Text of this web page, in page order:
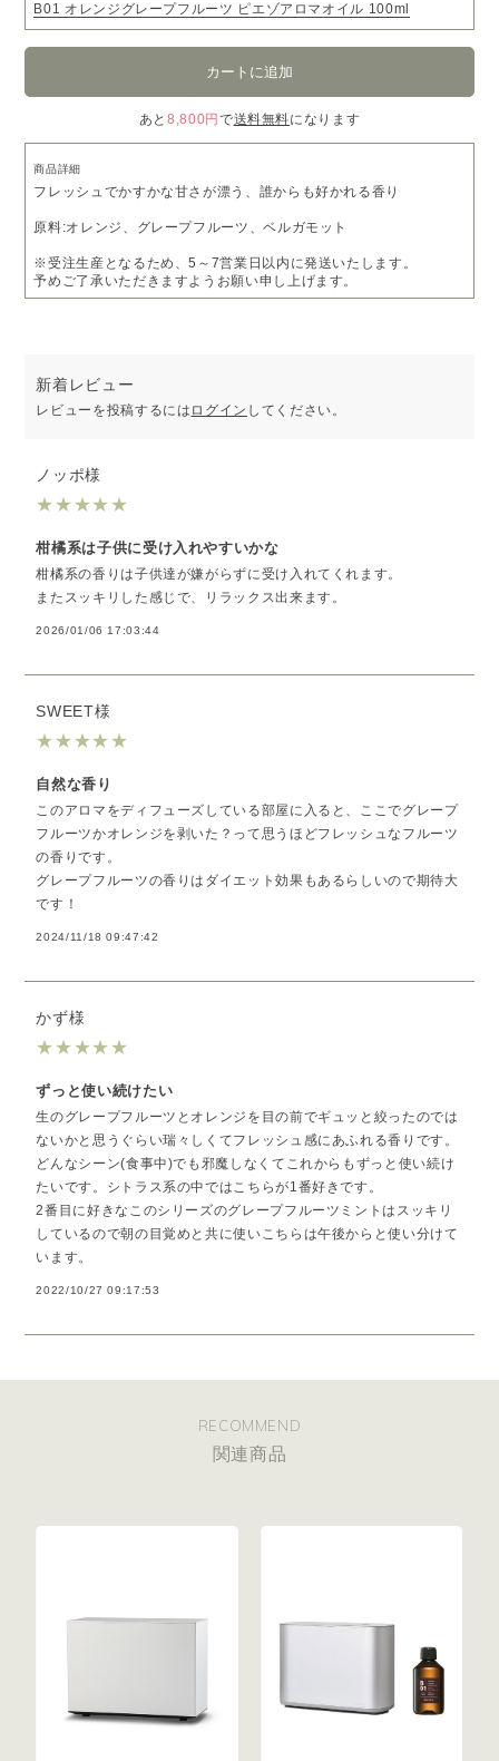
B01 オレンジグレープフルーツ ピエゾアロマオイル 100ml
あと8,800円 で送料無料になります
商品詳細
フレッシュでかすかな甘さが漂う、誰からも好かれる香り
原料:オレンジ、グレープフルーツ、ベルガモット
※受注生産となるため、5～7営業日以内に発送いたします。
予めご了承いただきますようお願い申し上げます。
新着レビュー
レビューを投稿するには ログイン してください。
ノッポ様
★★★★★
柑橘系は子供に受け入れやすいかな
柑橘系の香りは子供達が嫌がらずに受け入れてくれます。
またスッキリした感じで、リラックス出来ます。
2026/01/06 17:03:44
SWEET様
★★★★★
自然な香り
このアロマをディフューズしている部屋に入ると、ここでグレープ
フルーツかオレンジを剥いた？って思うほどフレッシュなフルーツ
の香りです。
グレープフルーツの香りはダイエット効果もあるらしいので期待大
です！
2024/11/18 09:47:42
かず様
★★★★★
ずっと使い続けたい
生のグレープフルーツとオレンジを目の前でギュッと絞ったのでは
ないかと思うぐらい瑞々しくてフレッシュ感にあふれる香りです。
どんなシーン(食事中)でも邪魔しなくてこれからもずっと使い続け
たいです。シトラス系の中ではこちらが1番好きです。
2番目に好きなこのシリーズのグレープフルーツミントはスッキリ
しているので朝の目覚めと共に使いこちらは午後からと使い分けて
います。
2022/10/27 09:17:53
RECOMMEND
関連商品